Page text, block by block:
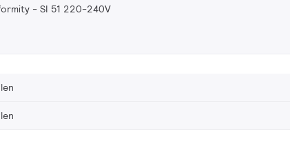
- SI 51 220-240V